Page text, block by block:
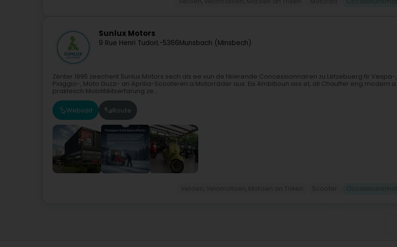
Sunlux Motors
9 Rue Henri TudorL-5366Munsbach (Minsbech)
Zënter 1995 zeechent Sunlux Motors sech als ee vun de féierende Concessionnairen zu Lëtzebuerg fir Vespa-,
Piaggio-, Moto Guzzi- an Aprilia-Scooteren a Motorräder aus. Eis Ambitioun ass et, all Chauffer eng modern a
praktesch Mobilitéitserfarung ze...
Websäit Route